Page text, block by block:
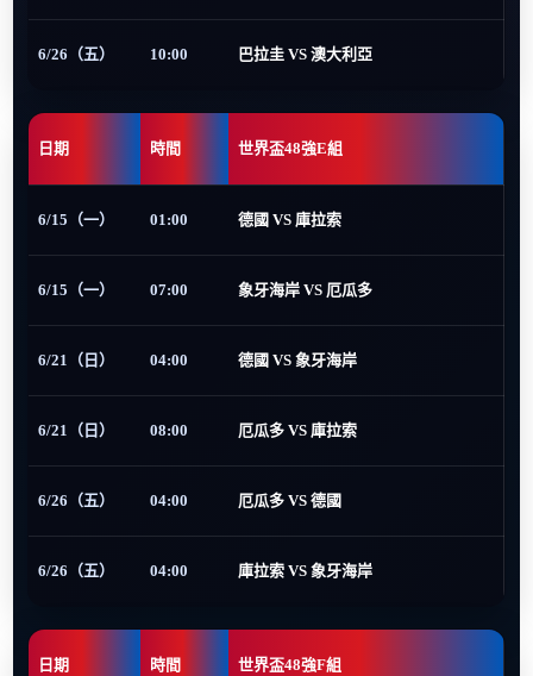
6/26（五） 10:00 巴拉圭 VS 澳大利亞
日期 時間 世界盃48強E組
6/15（一） 01:00 德國 VS 庫拉索
6/15（一） 07:00 象牙海岸 VS 厄瓜多
6/21（日） 04:00 德國 VS 象牙海岸
6/21（日） 08:00 厄瓜多 VS 庫拉索
6/26（五） 04:00 厄瓜多 VS 德國
6/26（五） 04:00 庫拉索 VS 象牙海岸
日期 時間 世界盃48強F組